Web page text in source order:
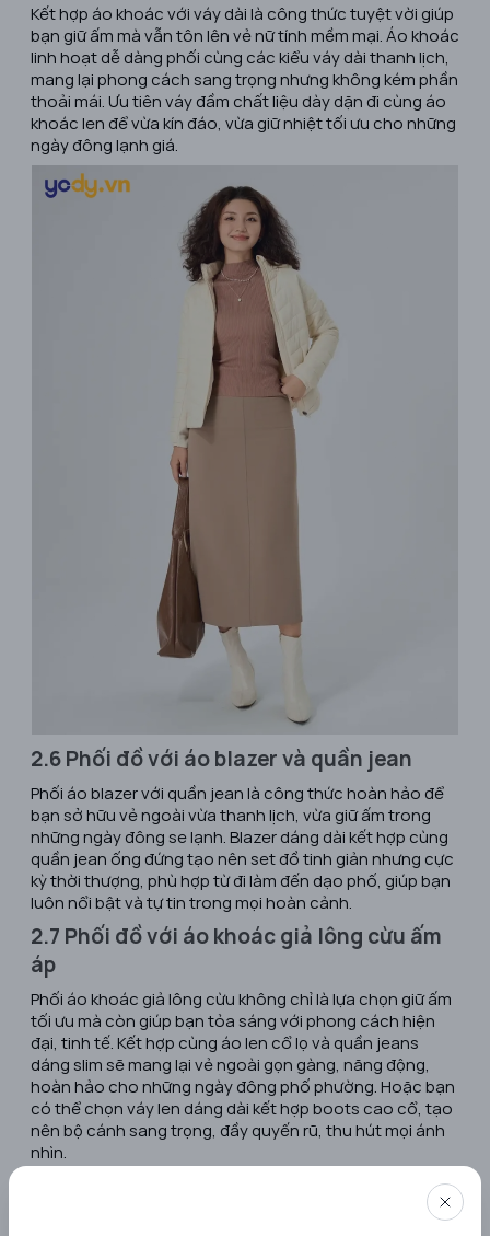
Kết hợp áo khoác với váy dài là công thức tuyệt vời giúp
bạn giữ ấm mà vẫn tôn lên vẻ nữ tính mềm mại. Áo khoác
linh hoạt dễ dàng phối cùng các kiểu váy dài thanh lịch,
mang lại phong cách sang trọng nhưng không kém phần
thoải mái. Ưu tiên váy đầm chất liệu dày dặn đi cùng áo
khoác len để vừa kín đáo, vừa giữ nhiệt tối ưu cho những
ngày đông lạnh giá.
2.6 Phối đồ với áo blazer và quần jean
Phối áo blazer với quần jean là công thức hoàn hảo để
bạn sở hữu vẻ ngoài vừa thanh lịch, vừa giữ ấm trong
những ngày đông se lạnh. Blazer dáng dài kết hợp cùng
quần jean ống đứng tạo nên set đồ tinh giản nhưng cực
kỳ thời thượng, phù hợp từ đi làm đến dạo phố, giúp bạn
luôn nổi bật và tự tin trong mọi hoàn cảnh.
2.7 Phối đồ với áo khoác giả lông cừu ấm
áp
Phối áo khoác giả lông cừu không chỉ là lựa chọn giữ ấm
tối ưu mà còn giúp bạn tỏa sáng với phong cách hiện
đại, tinh tế. Kết hợp cùng áo len cổ lọ và quần jeans
dáng slim sẽ mang lại vẻ ngoài gọn gàng, năng động,
hoàn hảo cho những ngày đông phố phường. Hoặc bạn
có thể chọn váy len dáng dài kết hợp boots cao cổ, tạo
nên bộ cánh sang trọng, đầy quyến rũ, thu hút mọi ánh
nhìn.